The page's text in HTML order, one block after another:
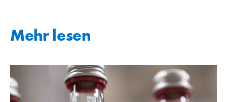
Mehr lesen